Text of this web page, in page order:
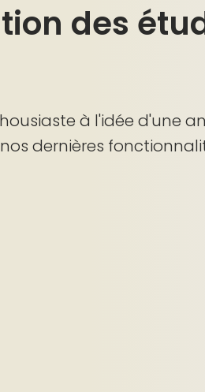
des
à l'idée d'une
dernières